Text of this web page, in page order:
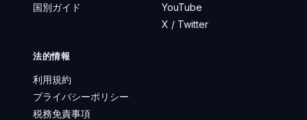
国別ガイド
YouTube
X / Twitter
法的情報
利用規約
プライバシーポリシー
税務免責事項